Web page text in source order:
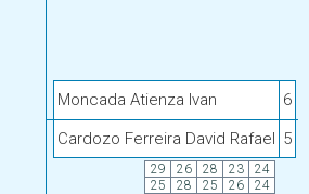
Moncada Atienza Ivan 6
Cardozo Ferreira David Rafael 5
29 26 28 23
24
25
28 25 26 24